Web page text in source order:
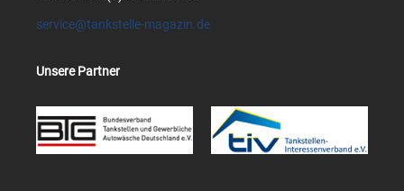
service@tankstelle-magazin.de
Unsere Partner